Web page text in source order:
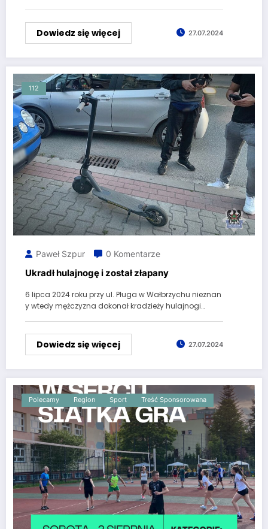
Dowiedz się więcej 27.07.2024
112
Paweł Szpur 0 Komentarze
Ukradł hulajnogę i został złapany
6 lipca 2024 roku przy ul. Pługa w Wałbrzychu nieznan
y wtedy mężczyzna dokonał kradzieży hulajnogi…
Dowiedz się więcej 27.07.2024
Polecamy Region Sport Treść Sponsorowana